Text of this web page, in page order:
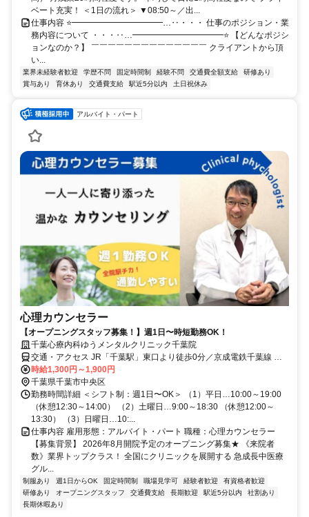
ベート充実！ ＜1日の流れ＞ ▼08:50～／出...
仕事内容 ⭐━━━━━━━━━━━…‥・・・ 仕事のポジション・業
務内容について ・・・‥…━━━━━━━━━━━⭐ 【どんなポジシ
ョンなのか？】 ￣￣￣￣￣￣￣￣￣￣￣￣￣￣ クライアントから頂
い...
業界未経験者歓迎 学歴不問 固定時間制 経験不問 交通費全額支給
研修あり
賞与あり
育休あり 交通費支給 駅近5分以内 土日祝休み
アルバイト・パート
心理カウンセラー
【オープニングスタッフ募集！】週1日〜時短勤務OK！
千葉心療内科ゆうメンタルクリニック千葉院
交通・アクセス JR「千葉駅」東口より徒歩0分／京成電鉄千葉線 京
成千葉駅より徒歩1分
時給1,300円～1,900円
千葉県千葉市中央区
勤務時間詳細 ＜シフト制：週1日〜OK＞ （1）平日…10:00～19:00
（休憩12:30～14:00） （2）土曜日…9:00～18:30 （休憩12:00～
13:30） （3）日曜日…10:...
仕事内容 雇用形態：アルバイト・パート 職種：心理カウンセラー
【募集背景】 2026年8月開院予定のオープニング募集★ 《来院者
数》業界トップクラス！ 全国にクリニックを展開する 急成長中医療
グル...
制服あり 週1日からOK 固定時間制 職場見学可 経験者歓迎
有資格者歓迎
研修あり
オープニングスタッフ 交通費支給 長期歓迎 駅近5分以内
社割あり
長期休暇あり